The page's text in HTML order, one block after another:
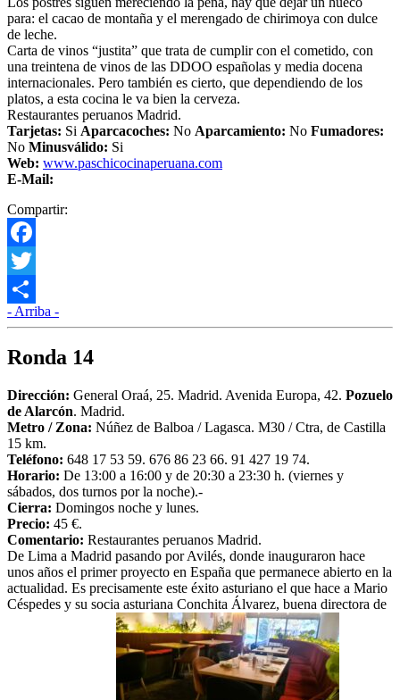
para: el cacao de montaña y el merengado de chirimoya con dulce
de leche.
Carta de vinos “justita” que trata de cumplir con el cometido, con
una treintena de vinos de las DDOO españolas y media docena
internacionales. Pero también es cierto, que dependiendo de los
platos, a esta cocina le va bien la cerveza.
Restaurantes peruanos Madrid.
Tarjetas: Si Aparcacoches: No Aparcamiento: No Fumadores:
No Minusválido: Si
Web: www.paschicocinaperuana.com
E-Mail:
Compartir:
Facebook
Twitter
Compartir
- Arriba -
Ronda 14
Dirección: General Oraá, 25. Madrid. Avenida Europa, 42. Pozuelo
de Alarcón. Madrid.
Metro / Zona: Núñez de Balboa / Lagasca. M30 / Ctra, de Castilla
15 km.
Teléfono: 648 17 53 59. 676 86 23 66. 91 427 19 74.
Horario: De 13:00 a 16:00 y de 20:30 a 23:30 h. (viernes y
sábados, dos turnos por la noche).-
Cierra: Domingos noche y lunes.
Precio: 45 €.
Comentario: Restaurantes peruanos Madrid.
De Lima a Madrid pasando por Avilés, donde inauguraron hace
unos años el primer proyecto en España que permanece abierto en la
actualidad. Es precisamente este éxito asturiano el que hace a Mario
Céspedes y su socia asturiana Conchita Álvarez, buena directora de